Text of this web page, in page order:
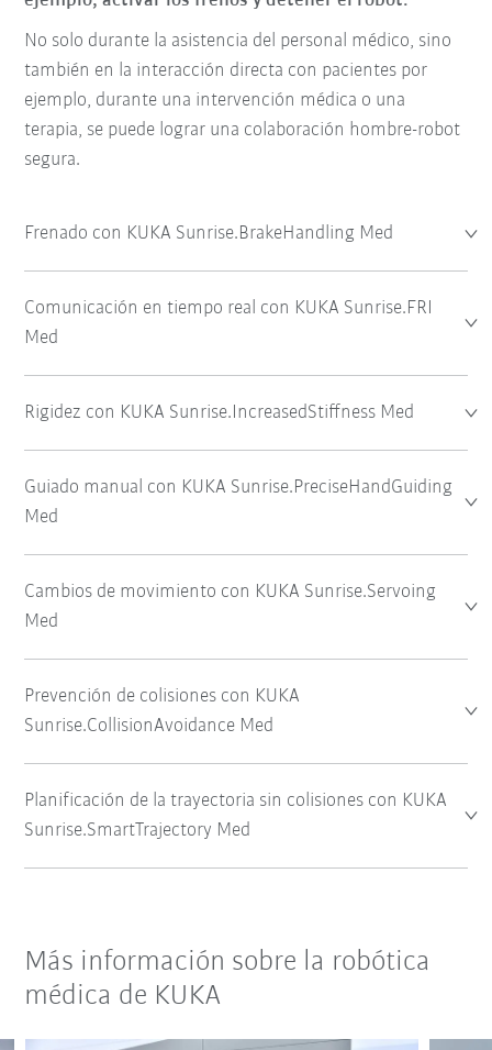
No solo durante la asistencia del personal médico, sino
también en la interacción directa con pacientes por
ejemplo, durante una intervención médica o una
terapia, se puede lograr una colaboración hombre-robot
segura.
Frenado con KUKA Sunrise.BrakeHandling Med
Comunicación en tiempo real con KUKA Sunrise.FRI
Med
Rigidez con KUKA Sunrise.IncreasedStiffness Med
Guiado manual con KUKA Sunrise.PreciseHandGuiding
Med
Cambios de movimiento con KUKA Sunrise.Servoing
Med
Prevención de colisiones con KUKA
Sunrise.CollisionAvoidance Med
Planificación de la trayectoria sin colisiones con KUKA
Sunrise.SmartTrajectory Med
Más información sobre la robótica
médica de KUKA